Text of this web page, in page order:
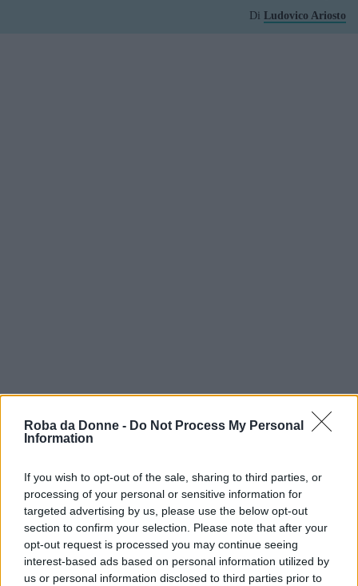
Roba da Donne - Do Not Process My Personal
Information
If you wish to opt-out of the sale, sharing to third parties, or
processing of your personal or sensitive information for
targeted advertising by us, please use the below opt-out
section to confirm your selection. Please note that after your
opt-out request is processed you may continue seeing
interest-based ads based on personal information utilized by
us or personal information disclosed to third parties prior to
Di Ludovico Ariosto
Spine letali, spine pungenti, tali sono le zie